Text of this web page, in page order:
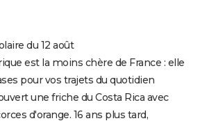
du 12 août
est la moins chère de France : elle
pour vos trajets du quotidien
une friche du Costa Rica avec
d'orange. 16 ans plus tard,